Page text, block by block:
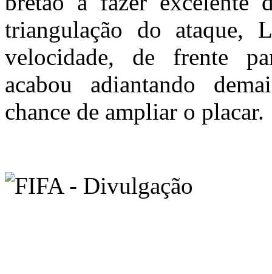
triangulação do ataque,
velocidade, de frente
acabou adiantando
chance de ampliar o placar.